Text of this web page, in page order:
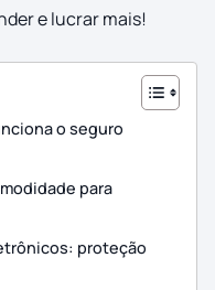
e lucrar mais!
o seguro
para
proteção